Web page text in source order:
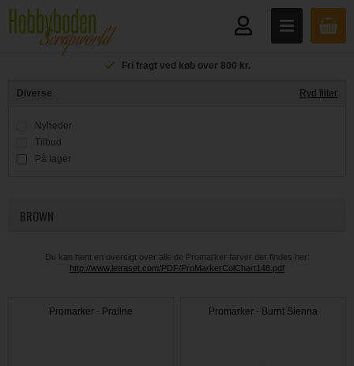
Fri fragt ved køb over 800 kr.
Diverse Ryd filter
Nyheder
Tilbud
På lager
BROWN
Du kan hent en oversigt over alle de Promarker farver der findes her:
http://www.letraset.com/PDF/ProMarkerColChart148.pdf
Promarker - Praline Promarker - Burnt Sienna